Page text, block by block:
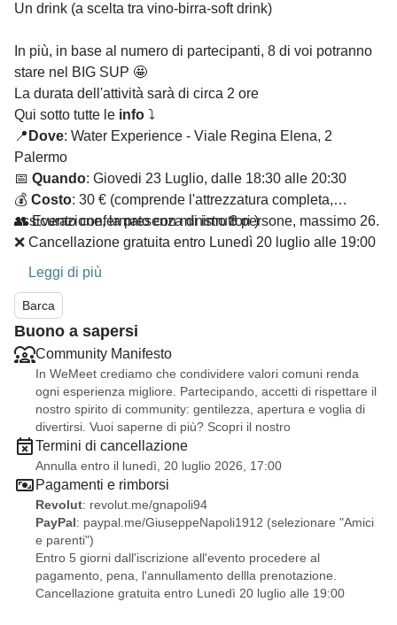
Un drink (a scelta tra vino-birra-soft drink)
In più, in base al numero di partecipanti, 8 di voi potranno
stare nel BIG SUP 🤩
La durata dell'attività sarà di circa 2 ore
Qui sotto tutte le info ⤵️
📍 Dove: Water Experience - Viale Regina Elena, 2
Palermo
📅 Quando: Giovedi 23 Luglio, dalle 18:30 alle 20:30
💰 Costo: 30 € (comprende l'attrezzatura completa,
assicurazione, la presenza di istruttori )
Dopo la registrazione, invia la quota su PayPal o
Revolut, entro 5 giorni dall'iscrizione all'evento, pena
cancellazione della prenotazione (quota rimborsabile
fino a 3 giorni prima dell'evento).
👥 Evento confermato con minimo 8 persone, massimo 26.
❌ Cancellazione gratuita entro Lunedì 20 luglio alle 19:00
Leggi di più
Barca
Buono a sapersi
Community Manifesto
In WeMeet crediamo che condividere valori comuni renda
ogni esperienza migliore. Partecipando, accetti di rispettare il
nostro spirito di community: gentilezza, apertura e voglia di
divertirsi. Vuoi saperne di più? Scopri il nostro
Termini di cancellazione
Annulla entro il lunedì, 20 luglio 2026, 17:00
Pagamenti e rimborsi
Revolut: revolut.me/gnapoli94
PayPal: paypal.me/GiuseppeNapoli1912 (selezionare "Amici
e parenti")
Entro 5 giorni dall'iscrizione all'evento procedere al
pagamento, pena, l'annullamento dellla prenotazione.
Cancellazione gratuita entro Lunedì 20 luglio alle 19:00